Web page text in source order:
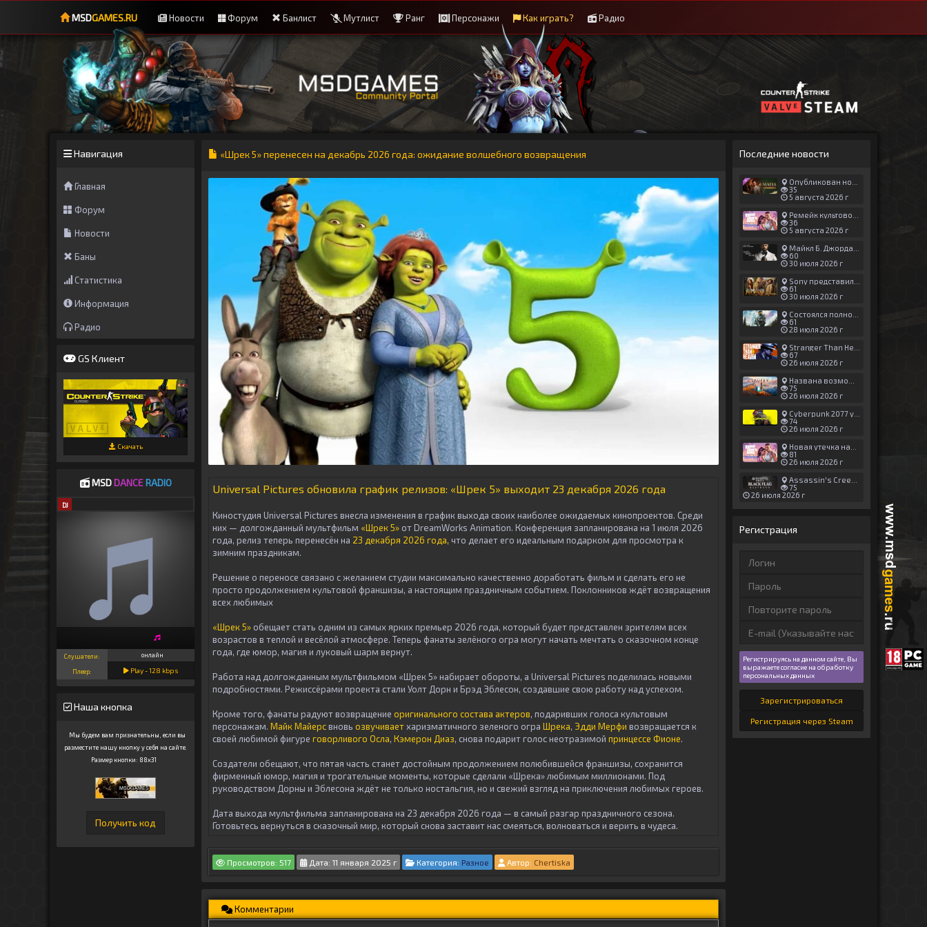
MSDGAMES.RU Новости Форум Банлист Мутлист Ранг Персонажи Как играть? Радио
Навигация
Главная
Форум
Новости
Баны
Статистика
Информация
Радио
GS Клиент
Скачать
MSDDANCE RADIO
DJ
Слушатели: онлайн
Плеер: Play -128 kbps
Наша кнопка
Мы будем вам признательны, если вы
разместите нашу кнопку у себя на сайте.
Размер кнопки: 88x31
«Шрек 5» перенесен на декабрь 2026 года: ожидание волшебного возвращения
Universal Pictures обновила график релизов: «Шрек 5» выходит 23 декабря 2026 года
Киностудия Universal Pictures внесла изменения в график выхода своих наиболее ожидаемых кинопроектов. Среди
них — долгожданный мультфильм «Шрек 5»от DreamWorks Animation. Конференция запланирована на 1 июля 2026
года, релиз теперь перенесён на 23 декабря 2026 года, что делает его идеальным подарком для просмотра к
зимним праздникам.
Решение о переносе связано с желанием студии максимально качественно доработать фильм и сделать его не
просто продолжением культовой франшизы, а настоящим праздничным событием. Поклонников ждёт возвращения
всех любимых
«Шрек 5»обещает стать одним из самых ярких премьер 2026 года, который будет представлен зрителям всех
возрастов в теплой и весёлой атмосфере. Теперь фанаты зелёного огра могут начать мечтать о сказочном конце
года, где юмор, магия и луковый шарм вернут.
Работа над долгожданным мультфильмом «Шрек 5» набирает обороты, а Universal Pictures поделилась новыми
подробностями. Режиссёрами проекта стали Уолт Дорн и Брэд Эблесон, создавшие свою работу над успехом.
Кроме того, фанаты радуют возвращение оригинального состава актеров, подаривших голоса культовым
персонажам. Майк Майерсвновь озвучиваетхаризматичного зеленого огра Шрека, Эдди Мерфи возвращается к
своей любимой фигуре говорливого Осла, Кэмерон Диаз, снова подарит голос неотразимой принцессе Фионе.
Создатели обещают, что пятая часть станет достойным продолжением полюбившейся франшизы, сохранится
фирменный юмор, магия и трогательные моменты, которые сделали «Шрека» любимым миллионами. Под
руководством Дорны и Эблесона ждёт не только ностальгия, но и свежий взгляд на приключения любимых героев.
Дата выхода мультфильма запланирована на 23 декабря 2026 года — в самый разгар праздничного сезона.
Готовьтесь вернуться в сказочный мир, который снова заставит нас смеяться, волноваться и верить в чудеса.
Просмотров: 517 Дата: 11 января 2025 г Категория: Разное Автор: Chertiska
Комментарии
Последние новости
Опубликован новый геймплей Man of Honor для Mafia: The Old Country
35
5 августа 2026 г
Ремейк культовой японской игры задержали ради выхода GTA 6
36
5 августа 2026 г
Майкл Б. Джордан сыграл главную роль в новой «Афере Томаса Крауна»
60
30 июля 2026 г
Sony представила трейлер новой части «Джуманджи»
61
30 июля 2026 г
Состоялся полноценный релиз Halo: Campaign Evolved
61
28 июля 2026 г
Stranger Than Heaven получила новый трейлер с акцентом на жестокие драки
67
26 июля 2026 г
Названа возможная дата выхода God of War: Laufey — 16 февраля 2027 года
75
26 июля 2026 г
Cyberpunk 2077 установила новый рекорд: 1,5 млрд загрузок модов, в топе — контент 18+
74
26 июля 2026 г
Новая утечка намекает на выход третьего трейлера GTA 6 уже 7 августа
81
26 июля 2026 г
Assassin's Creed Black Flag Resynced может позаимствовать систему испытаний у Mirage
75
26 июля 2026 г
Регистрация
Регистрируясь на данном сайте, Вы
выражаете согласие на обработку
персональных данных
Зарегистрироваться
Регистрация через Steam